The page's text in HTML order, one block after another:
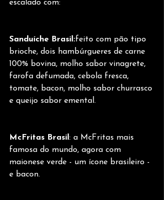
escalado com:
Sanduíche Brasil:feito com pão tipo
brioche, dois hambúrgueres de carne
100% bovina, molho sabor vinagrete,
farofa defumada, cebola fresca,
tomate, bacon, molho sabor churrasco
e queijo sabor emental.
McFritas Brasil : a McFritas mais
famosa do mundo, agora com
maionese verde - um ícone brasileiro -
e bacon.